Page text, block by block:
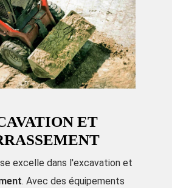
ET
excelle dans l'excavation et
. Avec des équipements